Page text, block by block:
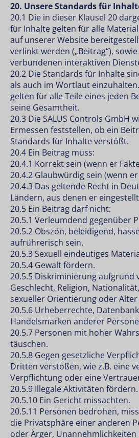
20. Unsere Standards für
20.1 Die in dieser Klausel 20
für Inhalte gelten für alle
auf unserer Website
verlinkt werden („Beitrag“),
verbundenen interaktiven
20.2 Die Standards für Inhalte
als auch im Wortlaut
gelten für alle Teile eines jeden
seine Gesamtheit.
20.3 Die SALUS Controls GmbH
Ermessen feststellen, ob ein
Standards für Inhalte verstößt.
20.4 Ein Beitrag muss:
20.4.1 Korrekt sein (wenn er
20.4.2 Glaubwürdig sein (wenn
20.4.3 Das geltende Recht in
Ländern, aus denen er
20.5 Ein Beitrag darf nicht:
20.5.1 Verleumdend gegenüber
20.5.2 Obszön, beleidigend,
aufrührerisch sein.
20.5.3 Sexuell eindeutiges
20.5.4 Gewalt fördern.
20.5.5 Diskriminierung aufgrund
Geschlecht, Religion,
sexueller Orientierung oder
20.5.6 Urheberrechte,
Handelsmarken anderer
20.5.7 Personen mit hoher
täuschen.
20.5.8 Gegen gesetzliche
Dritten verstoßen, wie z.B. eine
Verpflichtung oder eine
20.5.9 Illegale Aktivitäten fördern.
20.5.10 Ein Gericht missachten.
20.5.11 Personen bedrohen,
die Privatsphäre einer anderen
oder Ärger,